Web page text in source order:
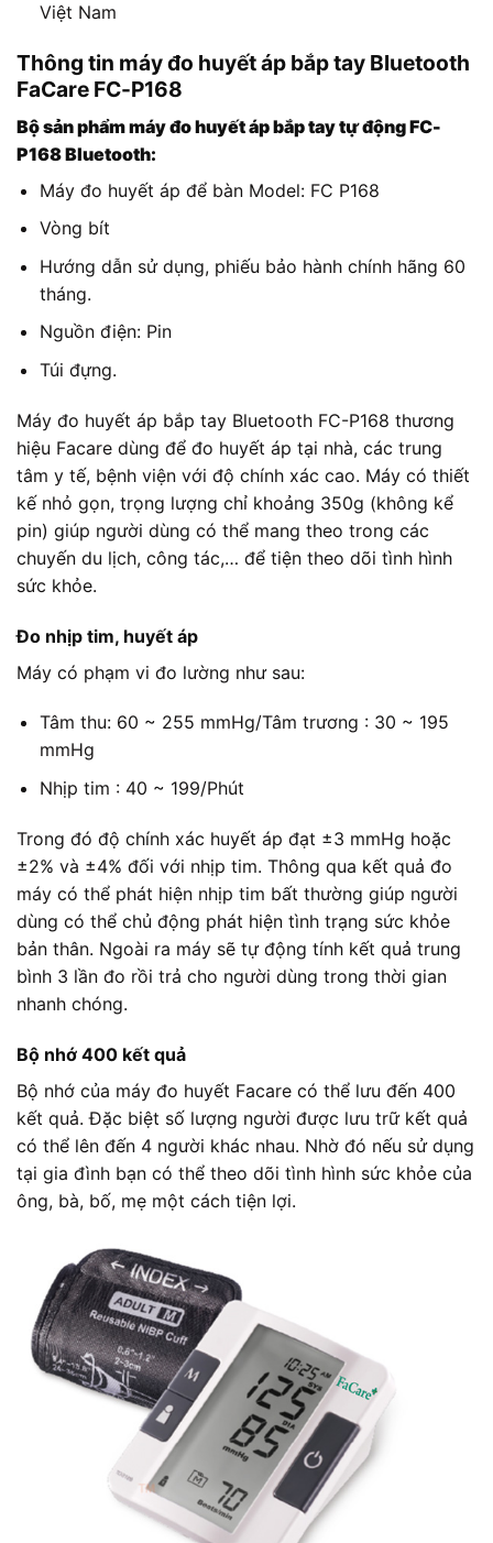
Việt Nam
Thông tin máy đo huyết áp bắp tay Bluetooth
FaCare FC-P168
Bộ sản phẩm máy đo huyết áp bắp tay tự động FC-
P168 Bluetooth:
Máy đo huyết áp để bàn Model: FC P168
Vòng bít
Hướng dẫn sử dụng, phiếu bảo hành chính hãng 60
tháng.
Nguồn điện: Pin
Túi đựng.
Máy đo huyết áp bắp tay Bluetooth FC-P168 thương
hiệu Facare dùng để đo huyết áp tại nhà, các trung
tâm y tế, bệnh viện với độ chính xác cao. Máy có thiết
kế nhỏ gọn, trọng lượng chỉ khoảng 350g (không kể
pin) giúp người dùng có thể mang theo trong các
chuyến du lịch, công tác,… để tiện theo dõi tình hình
sức khỏe.
Đo nhịp tim, huyết áp
Máy có phạm vi đo lường như sau:
Tâm thu: 60 ~ 255 mmHg/Tâm trương : 30 ~ 195
mmHg
Nhịp tim : 40 ~ 199/Phút
Trong đó độ chính xác huyết áp đạt ±3 mmHg hoặc
±2% và ±4% đối với nhịp tim. Thông qua kết quả đo
máy có thể phát hiện nhịp tim bất thường giúp người
dùng có thể chủ động phát hiện tình trạng sức khỏe
bản thân. Ngoài ra máy sẽ tự động tính kết quả trung
bình 3 lần đo rồi trả cho người dùng trong thời gian
nhanh chóng.
Bộ nhớ 400 kết quả
Bộ nhớ của máy đo huyết Facare có thể lưu đến 400
kết quả. Đặc biệt số lượng người được lưu trữ kết quả
có thể lên đến 4 người khác nhau. Nhờ đó nếu sử dụng
tại gia đình bạn có thể theo dõi tình hình sức khỏe của
ông, bà, bố, mẹ một cách tiện lợi.